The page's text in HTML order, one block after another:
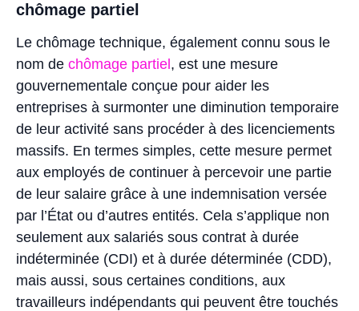
chômage partiel
Le chômage technique, également connu sous le
nom de chômage partiel , est une mesure
gouvernementale conçue pour aider les
entreprises à surmonter une diminution temporaire
de leur activité sans procéder à des licenciements
massifs. En termes simples, cette mesure permet
aux employés de continuer à percevoir une partie
de leur salaire grâce à une indemnisation versée
par l’État ou d’autres entités. Cela s’applique non
seulement aux salariés sous contrat à durée
indéterminée (CDI) et à durée déterminée (CDD),
mais aussi, sous certaines conditions, aux
travailleurs indépendants qui peuvent être touchés